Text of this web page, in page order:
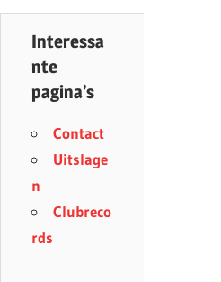
Interessa
nte
pagina’s
Contact
Uitslage
n
Clubreco
rds